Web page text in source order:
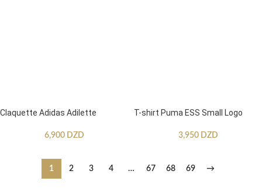
Claquette Adidas Adilette
6,900 DZD
T-shirt Puma ESS Small Logo
3,950 DZD
1 2 3 4 … 67 68 69 →